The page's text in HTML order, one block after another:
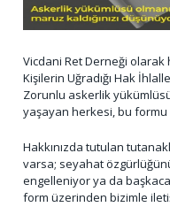
Vicdani Ret Derneği olarak
Kişilerin Uğradığı Hak
Zorunlu askerlik
yaşayan herkesi, bu formu
Hakkınızda tutulan
varsa; seyahat
engelleniyor ya da
form üzerinden bizimle